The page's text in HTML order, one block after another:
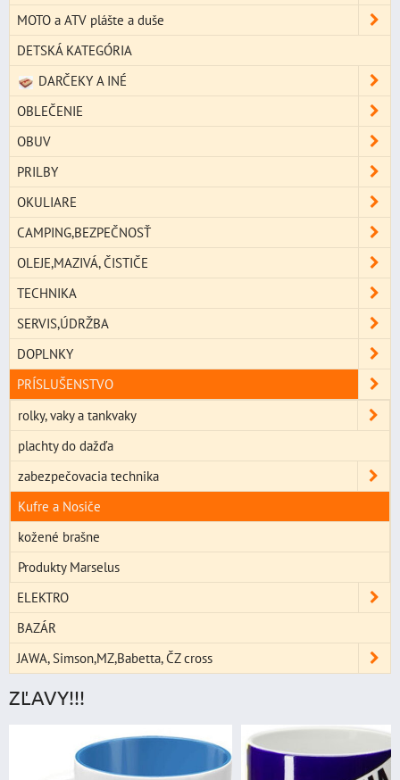
MOTO a ATV plášte a duše
DETSKÁ KATEGÓRIA
DARČEKY A INÉ
OBLEČENIE
OBUV
PRILBY
OKULIARE
CAMPING,BEZPEČNOSŤ
OLEJE,MAZIVÁ, ČISTIČE
TECHNIKA
SERVIS,ÚDRŽBA
DOPLNKY
PRÍSLUŠENSTVO
rolky, vaky a tankvaky
plachty do dažďa
zabezpečovacia technika
Kufre a Nosiče
kožené brašne
Produkty Marselus
ELEKTRO
BAZÁR
JAWA, Simson,MZ,Babetta, ČZ cross
ZĽAVY!!!